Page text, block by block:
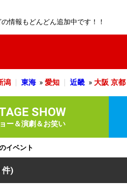
の情報もどんどん追加中です！！
潟 東海 » 愛知 近畿 » 大阪 京都
SHOW
ー＆演劇＆お笑い
イベント
件)